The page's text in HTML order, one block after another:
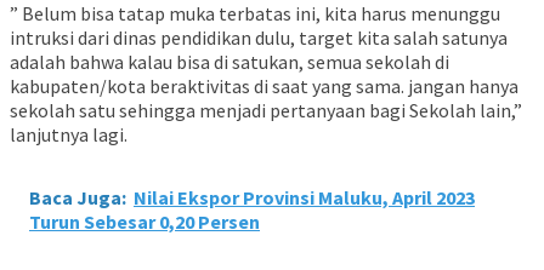
” Belum bisa tatap muka terbatas ini, kita harus menunggu
intruksi dari dinas pendidikan dulu, target kita salah satunya
adalah bahwa kalau bisa di satukan, semua sekolah di
kabupaten/kota beraktivitas di saat yang sama. jangan hanya
sekolah satu sehingga menjadi pertanyaan bagi Sekolah lain,”
lanjutnya lagi.
Baca Juga: Nilai Ekspor Provinsi Maluku, April 2023
Turun Sebesar 0,20 Persen